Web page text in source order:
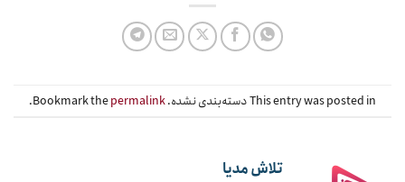
This entry was posted in دسته‌بندی نشده. Bookmark the permalink
.
تلاش مدیا